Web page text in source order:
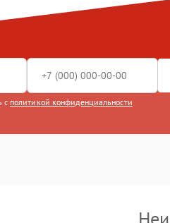
с политикой конфиденциальности